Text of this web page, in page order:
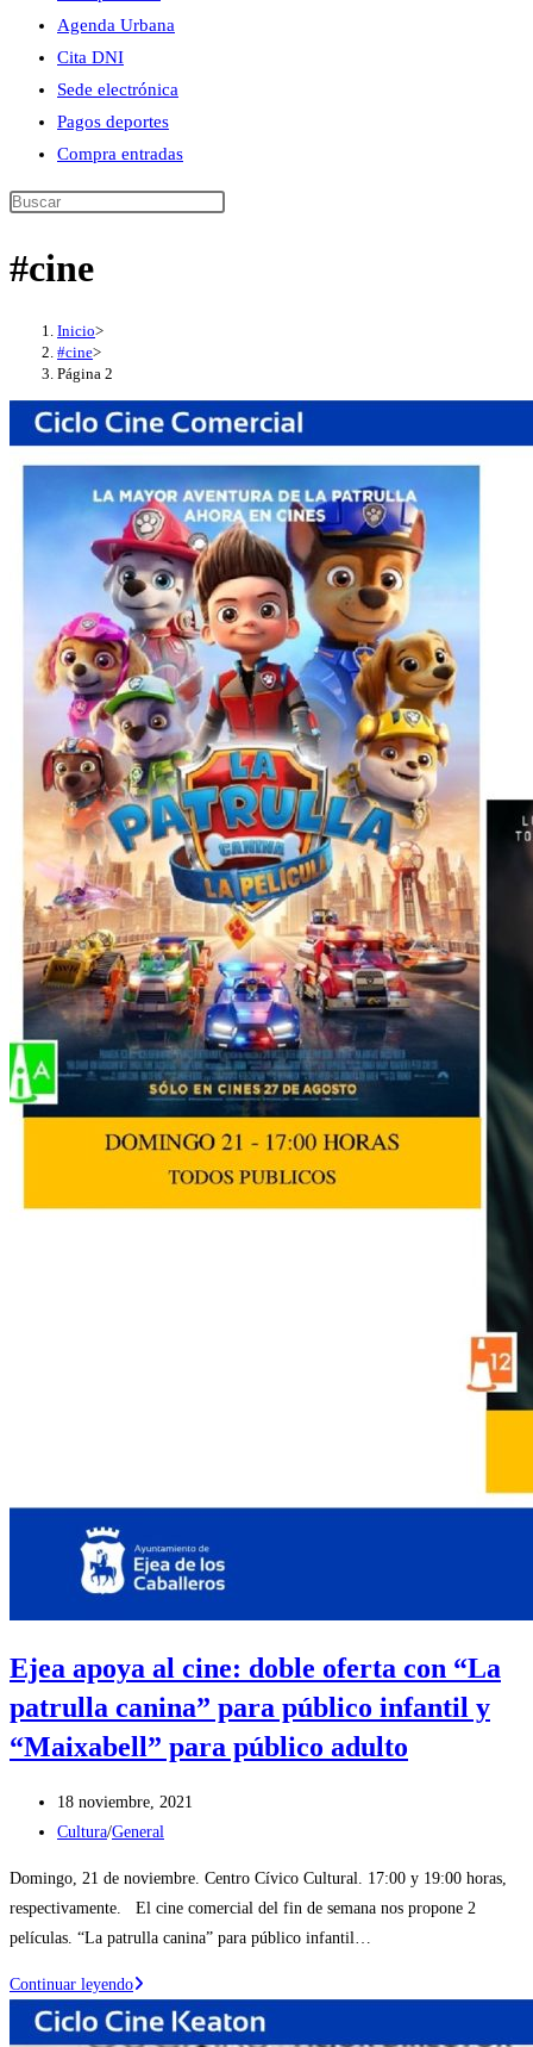
Agenda Urbana
Cita DNI
Sede electrónica
Pagos deportes
Compra entradas
Buscar
esta
#cine
Inicio>
#cine>
Página 2
Ejea apoya al cine: doble oferta con “La
patrulla canina” para público infantil y
“Maixabell” para público adulto
Publicación
de
entrada:
18 noviembre, 2021
Categoría
la
Cultura/General
Domingo, 21 de noviembre. Centro Cívico Cultural. 17:00 y 19:00 horas,
respectivamente. El cine comercial del fin de semana nos propone 2
películas. “La patrulla canina” para público infantil…
Continuar leyendoEjea
apoya
al